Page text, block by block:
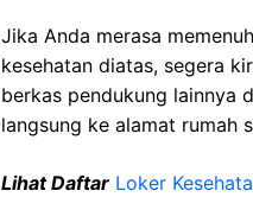
Jika Anda merasa
kesehatan diatas, segera
berkas pendukung lainnya
langsung ke alamat rumah
Lihat Daftar Loker